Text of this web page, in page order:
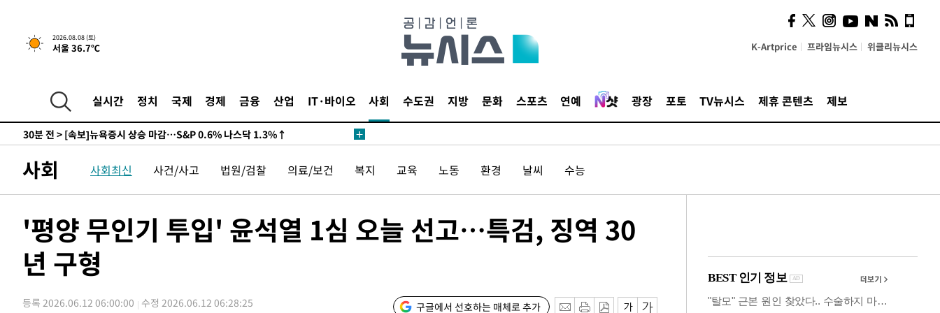
2026.08.08 (토)
서울 36.7℃ K-Artprice 프라임뉴시스 위클리뉴시스
실시간 정치 국제 경제 금융 산업 IT·바이오 사회 수도권 지방 문화 스포츠 연예 광장 포토 TV뉴시스 제휴 콘텐츠 제보
-20874초 전 >극한폭염 한풀 꺾이지만…'낮 최고 35도' 무더위, 열대야 계속[다음
-5030초 전 >
'최고 37도' 폭염 지속…강원동해안 최대 150㎜ 비
30분 전 >[속보]뉴욕증시 상승 마감…S&P 0.6% 나스닥 1.3%↑
-30047초 전 >백운산서 80년근 천종산삼 9뿌리 발견…감정가 1.3억원
-27757초 전 >
-25291초 전 >
남자 농구, 나고야 아시안게임서 '홈팀' 일본과 한일전
-24667초 전 >여수 오동도 해상서 모터보트 전복…1명 사망·1명 실종
-20894초 전 >
극한폭염 한풀 꺾이지만…'낮 최고 35도' 무더위, 열대야 계속[다음
주 날씨]
-17912초 전 >
축구협회 "압수수색·성접대 논란 사과…쇄신의 기회로 삼겠다"
-16429초 전 >[속보]'압수수색·성접대 논란' 축구협회 "실망과 걱정 안겨드려 죄
송"
-5050초 전 >
'최고 37도' 폭염 지속…강원동해안 최대 150㎜ 비
30분 전 > [속보]뉴욕증시 상승 마감…S&P 0.6% 나스닥 1.3%↑
사회 사회최신 사건/사고 법원/검찰 의료/보건 복지 교육 노동 환경 날씨 수능
'평양 무인기 투입' 윤석열 1심 오늘 선고…특검, 징역 30
년 구형
등록 2026.06.12 06:00:00 수정 2026.06.12 06:28:25 구글에서 선호하는 매체로 추가
사이 해답 찾았죠"…알을
깨고 나온 '초자아'